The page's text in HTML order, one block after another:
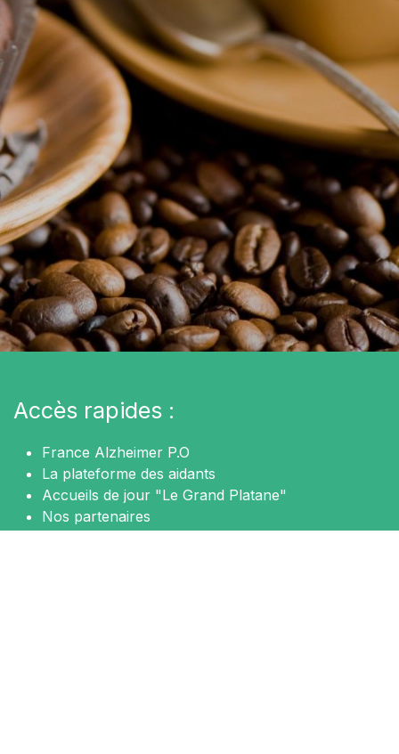
Accès rapides :
France Alzheimer P.O
La plateforme des aidants
Accueils de jour "Le Grand Platane"
Nos partenaires